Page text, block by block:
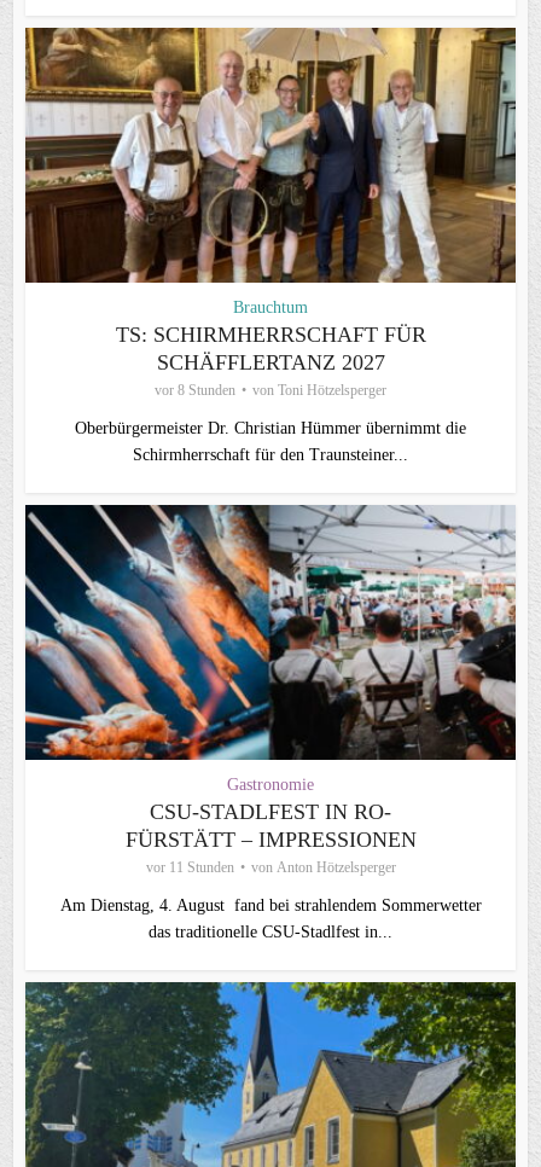
Brauchtum
TS: SCHIRMHERRSCHAFT FÜR
SCHÄFFLERTANZ 2027
vor 8 Stunden von Toni Hötzelsperger
Oberbürgermeister Dr. Christian Hümmer übernimmt die
Schirmherrschaft für den Traunsteiner...
Gastronomie
CSU-STADLFEST IN RO-
FÜRSTÄTT – IMPRESSIONEN
vor 11 Stunden von Anton Hötzelsperger
Am Dienstag, 4. August fand bei strahlendem Sommerwetter
das traditionelle CSU-Stadlfest in...